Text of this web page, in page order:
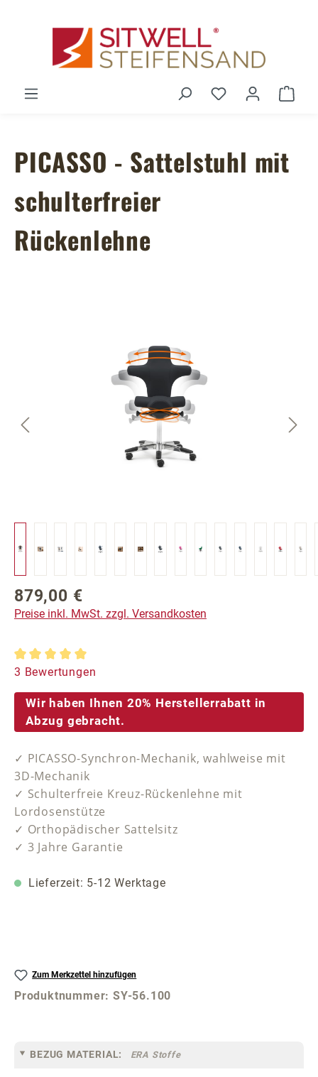
Du hast 0
PICASSO - Sattelstuhl mit
schulterfreier
Rückenlehne
Regulärer Preis:
879,00 €
Preise inkl. MwSt. zzgl. Versandkosten
Durchschnittliche Bewertung von 5 von 5 Sternen
3 Bewertungen
Wir haben Ihnen 20% Herstellerrabatt in
Abzug gebracht.
✓ PICASSO-Synchron-Mechanik, wahlweise mit
3D-Mechanik
✓ Schulterfreie Kreuz-Rückenlehne mit
Lordosenstütze
✓ Orthopädischer Sattelsitz
✓ 3 Jahre Garantie
Lieferzeit: 5-12 Werktage
Zum Merkzettel hinzufügen
Produktnummer:SY-56.100
BEZUG MATERIAL: ERA Stoffe